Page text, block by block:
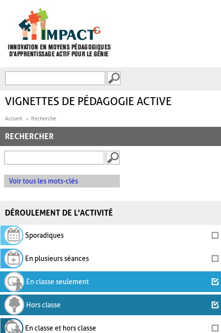
FORMULAIRE DE
VIGNETTES DE PÉDAGOGIE ACTIVE
Accueil Recherche
RECHERCHER
Voir tous les mots-clés
DÉROULEMENT DE L'ACTIVITÉ
Sporadiques
En plusieurs séances
En classe seulement
Hors classe
En classe et hors classe